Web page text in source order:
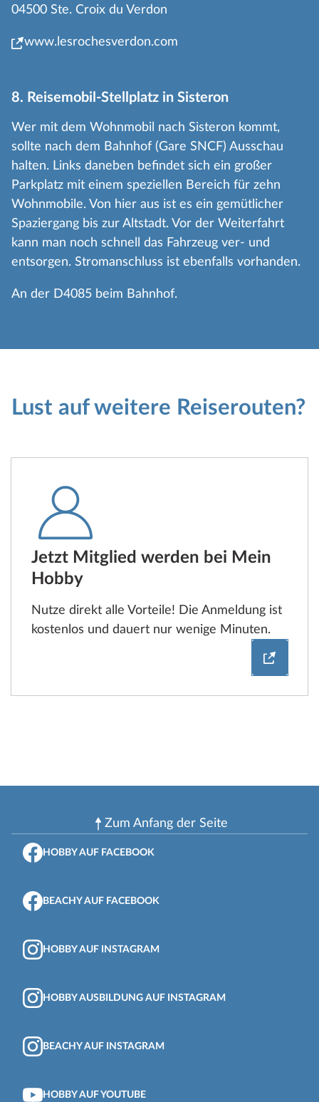
04500 Ste. Croix du Verdon
www.lesrochesverdon.com
8. Reisemobil-Stellplatz in Sisteron
Wer mit dem Wohnmobil nach Sisteron kommt,
sollte nach dem Bahnhof (Gare SNCF) Ausschau
halten. Links daneben befindet sich ein großer
Parkplatz mit einem speziellen Bereich für zehn
Wohnmobile. Von hier aus ist es ein gemütlicher
Spaziergang bis zur Altstadt. Vor der Weiterfahrt
kann man noch schnell das Fahrzeug ver- und
entsorgen. Stromanschluss ist ebenfalls vorhanden.
An der D4085 beim Bahnhof.
Lust auf weitere Reiserouten?
Jetzt Mitglied werden bei Mein
Hobby
Nutze direkt alle Vorteile! Die Anmeldung ist
kostenlos und dauert nur wenige Minuten.
Jetzt
Zum Anfang der Seite
HOBBY AUF FACEBOOK
BEACHY AUF FACEBOOK
HOBBY AUF INSTAGRAM
HOBBY AUSBILDUNG AUF INSTAGRAM
BEACHY AUF INSTAGRAM
HOBBY AUF YOUTUBE